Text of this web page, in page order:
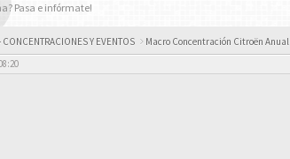
Pasa e infórmate!
CONCENTRACIONES Y EVENTOS Macro Concentración Citroën Anual